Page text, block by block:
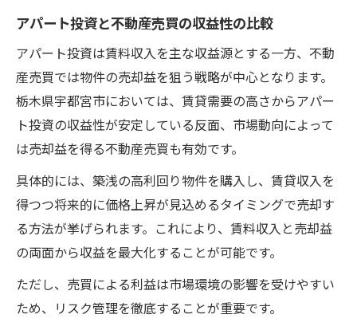
アパート投資と不動産売買の収益性の比較
アパート投資は賃料収入を主な収益源とする一方、不動
産売買では物件の売却益を狙う戦略が中心となります。
栃木県宇都宮市においては、賃貸需要の高さからアパー
ト投資の収益性が安定している反面、市場動向によって
は売却益を得る不動産売買も有効です。
具体的には、築浅の高利回り物件を購入し、賃貸収入を
得つつ将来的に価格上昇が見込めるタイミングで売却す
る方法が挙げられます。これにより、賃料収入と売却益
の両面から収益を最大化することが可能です。
ただし、売買による利益は市場環境の影響を受けやすい
ため、リスク管理を徹底することが重要です。